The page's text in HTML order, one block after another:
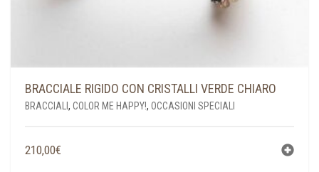
BRACCIALE RIGIDO CON CRISTALLI VERDE CHIARO
BRACCIALI , COLOR ME HAPPY!, OCCASIONI SPECIALI
210,00€